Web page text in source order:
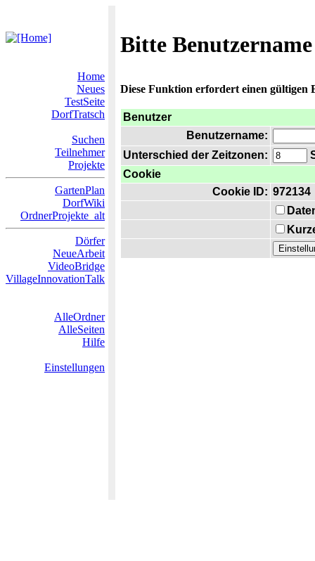
Bitte
Home
Neues
TestSeite
DorfTratsch
Suchen
Teilnehmer
Projekte
GartenPlan
DorfWiki
OrdnerProjekte_alt
Dörfer
NeueArbeit
VideoBridge
VillageInnovationTalk
AlleOrdner
AlleSeiten
Hilfe
Einstellungen
Diese Funktion erfordert einen gültigen
Benutzer
Benutzername:
Unterschied der Zeitzonen:
Cookie
Cookie ID: 972134